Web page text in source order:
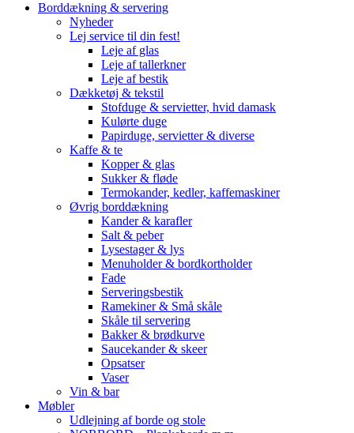
Borddækning & servering
Nyheder
Lej service til din fest!
Leje af glas
Leje af tallerkner
Leje af bestik
Dækketøj & tekstil
Stofduge & servietter, hvid damask
Kulørte duge
Papirduge, servietter & diverse
Kaffe & te
Kopper & glas
Sukker & fløde
Termokander, kedler, kaffemaskiner
Øvrig borddækning
Kander & karafler
Salt & peber
Lysestager & lys
Menuholder & bordkortholder
Fade
Serveringsbestik
Ramekiner & Små skåle
Skåle til servering
Bakker & brødkurve
Saucekander & skeer
Opsatser
Vaser
Vin & bar
Møbler
Udlejning af borde og stole